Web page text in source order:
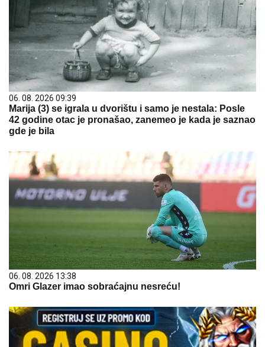
06. 08. 2026 09:39
Marija (3) se igrala u dvorištu i samo je nestala: Posle
42 godine otac je pronašao, zanemeo je kada je saznao
gde je bila
06. 08. 2026 13:38
Omri Glazer imao sobraćajnu nesreću!